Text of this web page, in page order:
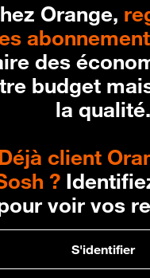
Orange,
des
budget
la qualité.
client
?
voir vos
S'identifier